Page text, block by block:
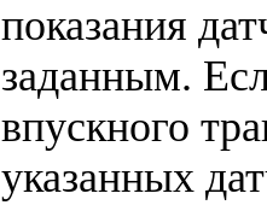
показания
заданным.
впускного
указанных